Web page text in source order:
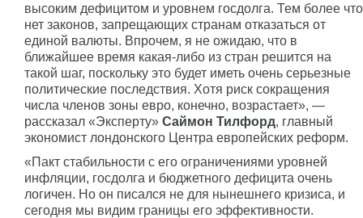
высоким дефицитом и уровнем госдолга. Тем более что
нет законов, запрещающих странам отказаться от
единой валюты. Впрочем, я не ожидаю, что в
ближайшее время какая-либо из стран решится на
такой шаг, поскольку это будет иметь очень серьезные
политические последствия. Хотя риск сокращения
числа членов зоны евро, конечно, возрастает», —
рассказал «Эксперту» Саймон Тилфорд, главный
экономист лондонского Центра европейских реформ.
«Пакт стабильности с его ограничениями уровней
инфляции, госдолга и бюджетного дефицита очень
логичен. Но он писался не для нынешнего кризиса, и
сегодня мы видим границы его эффективности.